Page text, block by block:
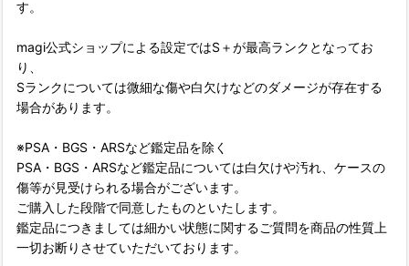
す。
magi公式ショップによる設定ではS＋が最高ランクとなってお
り、
Sランクについては微細な傷や白欠けなどのダメージが存在する
場合があります。
※PSA・BGS・ARSなど鑑定品を除く
PSA・BGS・ARSなど鑑定品については白欠けや汚れ、ケースの
傷等が見受けられる場合がございます。
ご購入した段階で同意したものといたします。
鑑定品につきましては細かい状態に関するご質問を商品の性質上
一切お断りさせていただいております。